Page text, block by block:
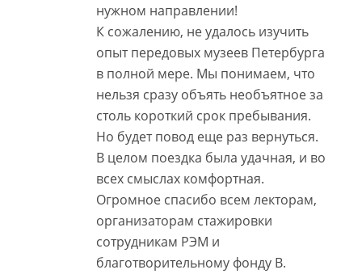
нужном направлении!
К сожалению, не удалось изучить
опыт передовых музеев Петербурга
в полной мере. Мы понимаем, что
нельзя сразу объять необъятное за
столь короткий срок пребывания.
Но будет повод еще раз вернуться.
В целом поездка была удачная, и во
всех смыслах комфортная.
Огромное спасибо всем лекторам,
организаторам стажировки
сотрудникам РЭМ и
благотворительному фонду В.